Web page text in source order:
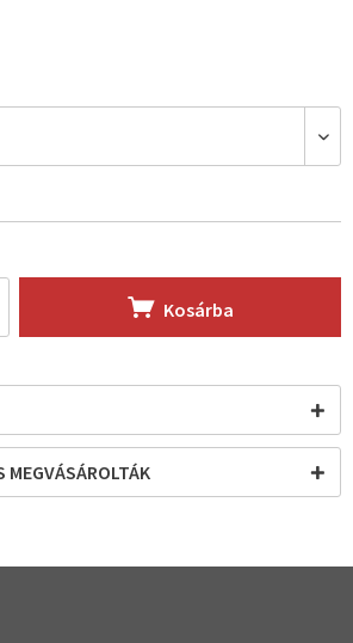
Kosárba
MEGVÁSÁROLTÁK